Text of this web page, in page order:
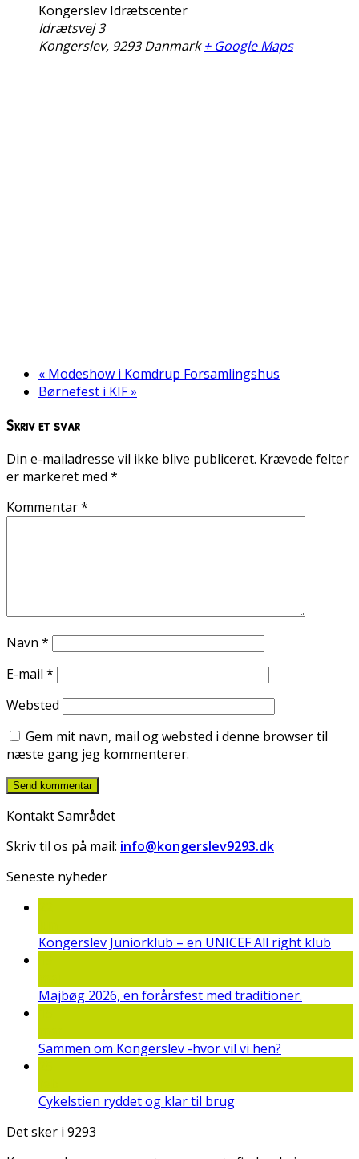
Kongerslev Idrætscenter
Idrætsvej 3
Kongerslev, 9293 Danmark + Google Maps
« Modeshow i Komdrup Forsamlingshus
Børnefest i KIF»
Skriv et svar
Din e-mailadresse vil ikke blive publiceret. Krævede felter
er markeret med *
Kommentar*
Navn *
E-mail *
Websted
Gem mit navn, mail og websted i denne browser til
næste gang jeg kommenterer.
Kontakt Samrådet
Skriv til os på mail: info@kongerslev9293.dk
Seneste nyheder
Kongerslev Juniorklub – en UNICEF All right klub
Majbøg 2026, en forårsfest med traditioner.
Sammen om Kongerslev -hvor vil vi hen?
Cykelstien ryddet og klar til brug
Det sker i 9293